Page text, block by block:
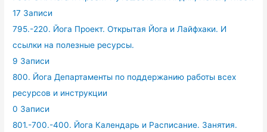
17 Записи
795.-220. Йога Проект. Открытая Йога и Лайфхаки. И
ссылки на полезные ресурсы.
9 Записи
800. Йога Департаменты по поддержанию работы всех
ресурсов и инструкции
0 Записи
801.-700.-400. Йога Календарь и Расписание. Занятия.